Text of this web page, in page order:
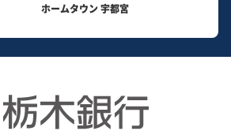
ホームタウン 宇都宮